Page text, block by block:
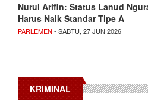
Nurul Arifin: Status Lanud
Harus Naik Standar Tipe A
PARLEMEN - SABTU, 27 JUN 2026
KRIMINAL